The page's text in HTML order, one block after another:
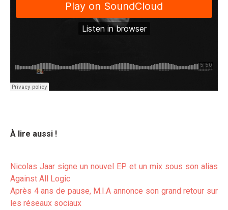
À lire aussi !
Nicolas Jaar signe un nouvel EP et un mix sous son alias
Against All Logic
Après 4 ans de pause, M.I.Aannonce son grand retour sur
les réseaux sociaux